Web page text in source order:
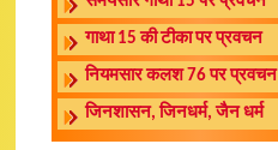
गाथा 15 की टीका पर प्रवचन
नियमसार कलश 76 पर प्रवचन
जिनशासन, जिनधर्म, जैन धर्म